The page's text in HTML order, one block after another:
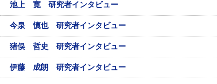
池上 寛 研究者インタビュー
今泉 慎也 研究者インタビュー
猪俣 哲史 研究者インタビュー
伊藤 成朗 研究者インタビュー